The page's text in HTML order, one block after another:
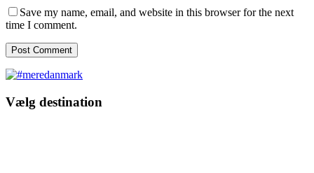
Save my name, email, and website in this browser for the next
time I comment.
Vælg destination